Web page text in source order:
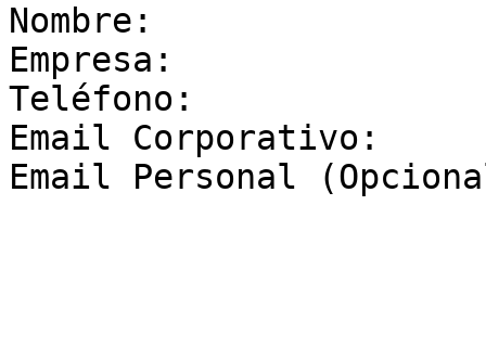
Nombre:
Empresa:
Teléfono:
Email Corporativo:
Email Personal